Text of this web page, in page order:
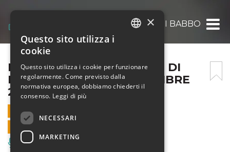
IL FANTASTICO CASTELLO DI BABBO
IL FANTASTICO CASTELLO DI
BABBO NATALE – 6 DICEMBRE
2025
6 DICEMBRE 2025 - 09:00
VENDITE ONLINE TERMINATE
Musica, Eventi Live, Club
×
Questo sito utilizza i
cookie
Questo sito utilizza i cookie per funzionare
regolarmente. Come previsto dalla
normativa europea, dobbiamo chiederti il
consenso. Leggi di più
NECESSARI
MARKETING